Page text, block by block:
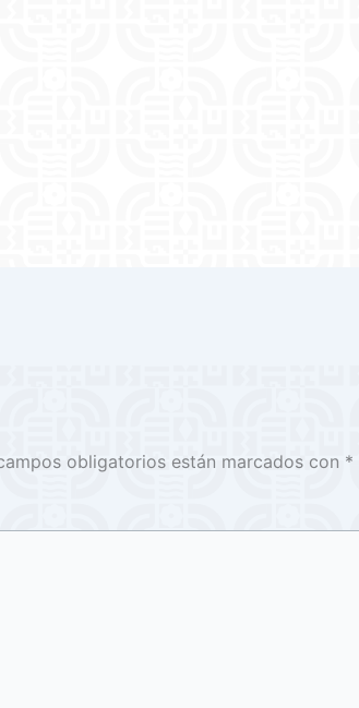
obligatorios están marcados con *